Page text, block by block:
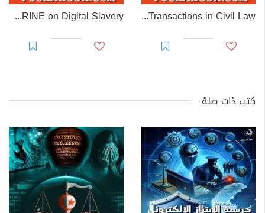
EL RAKHAWI MIND on the Doctrine of Simulation and Sham Transactions in Civil Law
EL-RAKHAWI DOCTRINE on Digital Slavery
كتب ذات صلة